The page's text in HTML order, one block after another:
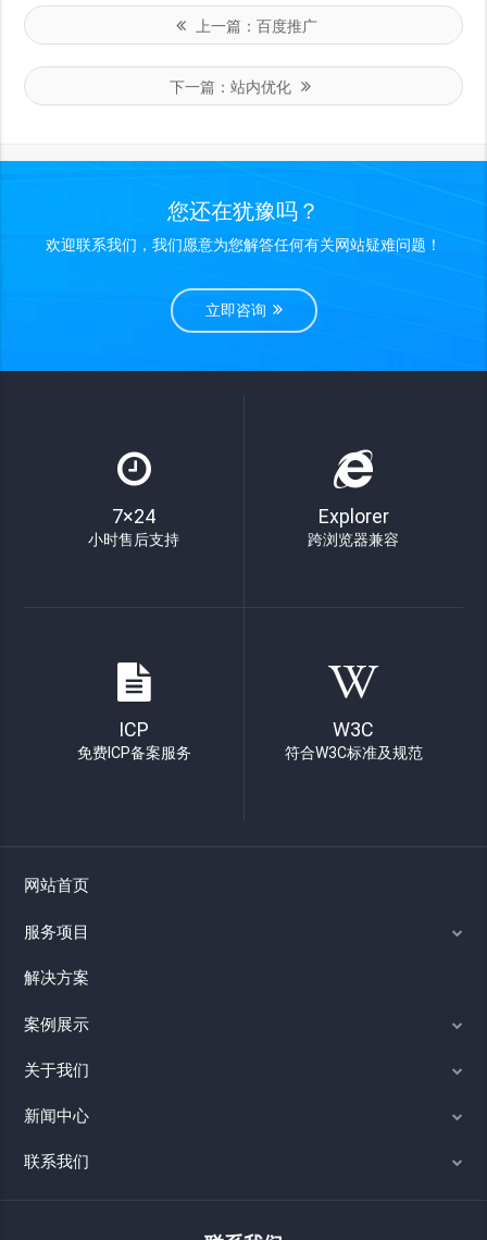
上一篇： 百度推广
下一篇：站内优化
您还在犹豫吗？
欢迎联系我们，我们愿意为您解答任何有关网站疑难问题！
立即咨询
7×24
小时售后支持
Explorer
跨浏览器兼容
ICP
免费ICP备案服务
W3C
符合W3C标准及规范
网站首页
服务项目
解决方案
案例展示
关于我们
新闻中心
联系我们